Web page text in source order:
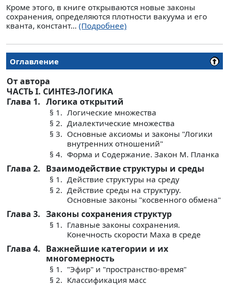
Кроме этого, в книге открываются новые законы
сохранения, определяются плотности вакуума и его
кванта, констант... (Подробнее)
Оглавление
От автора
ЧАСТЬ I. СИНТЕЗ-ЛОГИКА
Глава 1. Логика открытий
§ 1. Логические множества
§ 2. Диалектические множества
§ 3. Основные аксиомы и законы "Логики
внутренних отношений"
§ 4. Форма и Содержание. Закон М. Планка
Глава 2. Взаимодействие структуры и среды
§ 1. Действие структуры на среду
§ 2. Действие среды на структуру.
Основные законы "косвенного обмена"
Глава 3. Законы сохранения структур
§ 1. Главные законы сохранения.
Конечность скорости Маха в среде
Глава 4. Важнейшие категории и их
многомерность
§ 1. "Эфир" и "пространство-время"
§ 2. Классификация масс